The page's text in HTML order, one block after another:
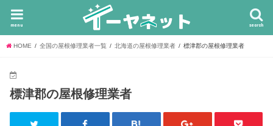
search
menu
HOME 全国の屋根修理業者一覧 北海道の屋根修理業者 標津郡の屋根修理業者
標津郡の屋根修理業者